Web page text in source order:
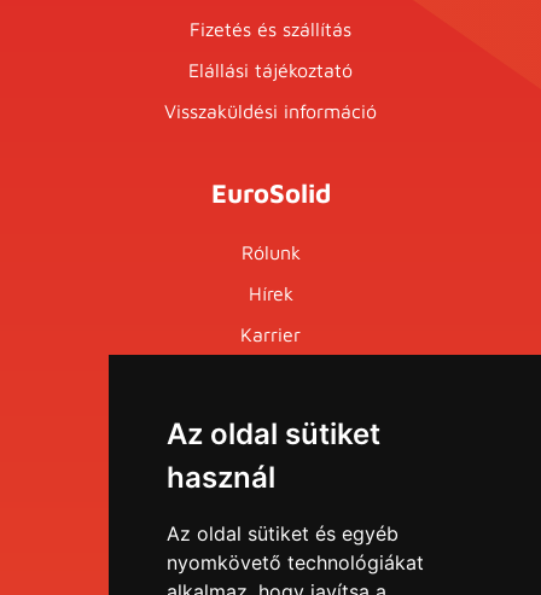
Az oldal sütiket
használ
Az oldal sütiket és egyéb
nyomkövető technológiákat
Fizetés és szállítás
Elállási tájékoztató
Visszaküldési információ
EuroSolid
Rólunk
Hírek
Karrier
Menü